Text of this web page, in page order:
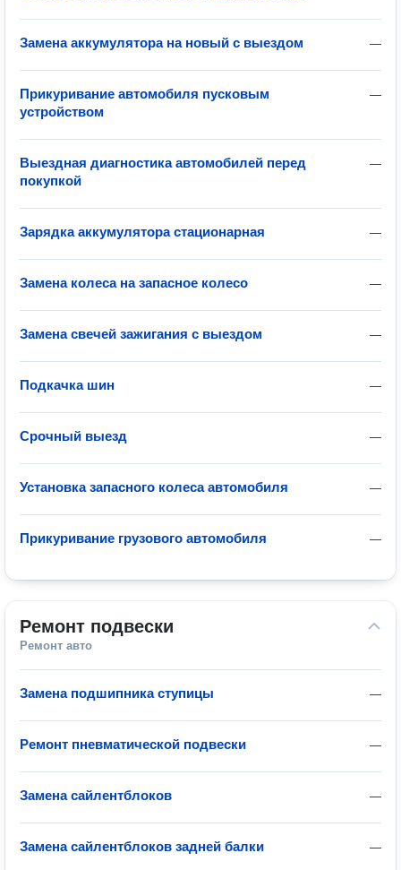
—
Замена аккумулятора на новый с выездом
—
Прикуривание автомобиля пусковым
устройством
—
Выездная диагностика автомобилей перед
покупкой
—
Зарядка аккумулятора стационарная
—
Замена колеса на запасное колесо
—
Замена свечей зажигания с выездом
—
Подкачка шин
—
Срочный выезд
—
Установка запасного колеса автомобиля
—
Прикуривание грузового автомобиля
Ремонт подвески
Ремонт авто
—
Замена подшипника ступицы
—
Ремонт пневматической подвески
—
Замена сайлентблоков
—
Замена сайлентблоков задней балки